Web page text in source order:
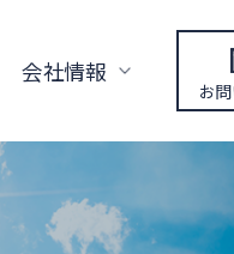
会社情報
お